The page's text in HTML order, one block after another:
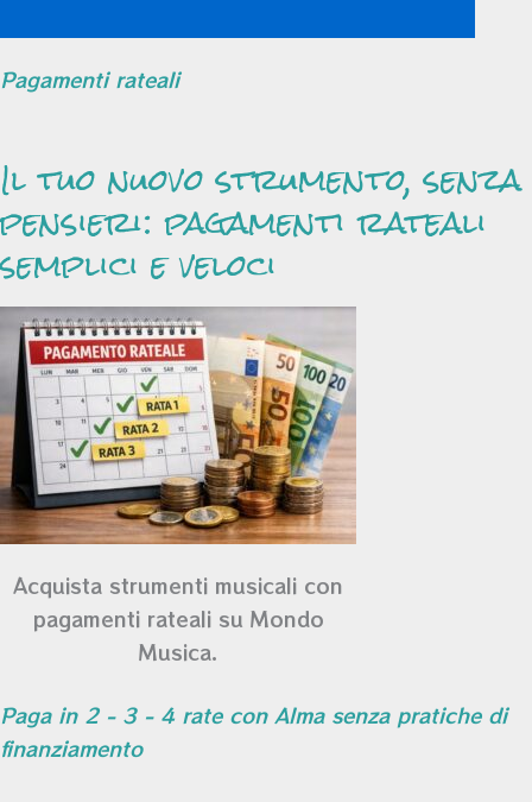
Pagamenti rateali
Il tuo nuovo strumento, senza
pensieri: pagamenti rateali
semplici e veloci
Acquista strumenti musicali con
pagamenti rateali su Mondo
Musica.
Paga in 2 - 3 - 4 rate con Alma senza pratiche di
finanziamento